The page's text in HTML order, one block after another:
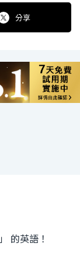
分享
的英語！